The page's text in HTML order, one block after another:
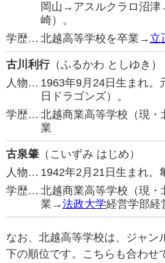
岡山→アスルクラロ沼
崎）。
学歴… 北越高等学校を卒業→ 立
古川利行（ふるかわ としゆき）
人物… 1963年9月24日生まれ。
日ドラゴンズ）。
学歴… 北越商業高等学校（現
業
古泉肇 （こいずみ はじめ）
人物… 1942年2月21日生まれ。
学歴… 北越商業高等学校（現
業→法政大学経営学部経
なお、北越高等学校は、ジャン
下の順位です。こちらも合わせ